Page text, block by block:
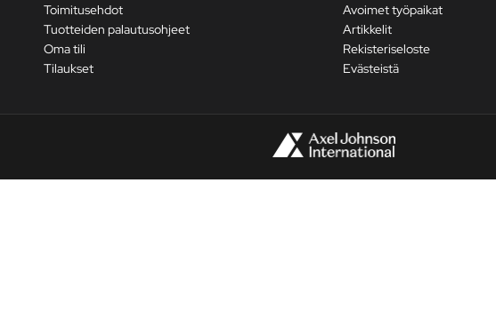
Toimitusehdot
Tuotteiden palautusohjeet
Oma tili
Tilaukset
Avoimet työpaikat
Artikkelit
Rekisteriseloste
Evästeistä